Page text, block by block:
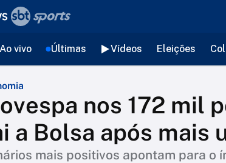
Ao vivo Últimas Vídeos Eleições
nos 172 mil
a Bolsa após mais
mais positivos apontam para o